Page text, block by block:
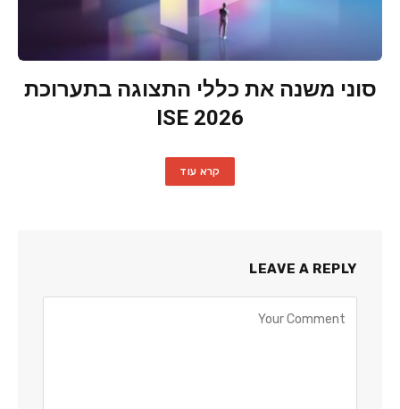
סוני משנה את כללי התצוגה בתערוכת
ISE 2026
קרא עוד
LEAVE A REPLY